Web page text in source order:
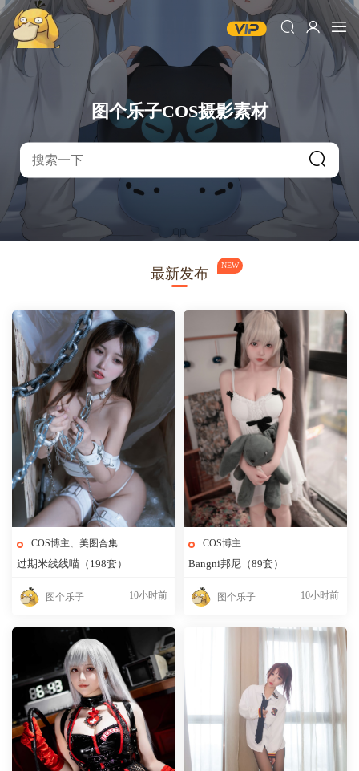
图个乐子COS摄影素材
最新发布
NEW
COS博主 美图合集
过期米线线喵（198套）
图个乐子 10小时前
COS博主
Bangni邦尼（89套）
图个乐子 10小时前